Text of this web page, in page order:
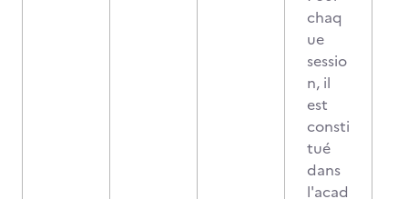
chaq
ue
sessio
n, il
est
consti
tué
dans
l'acad